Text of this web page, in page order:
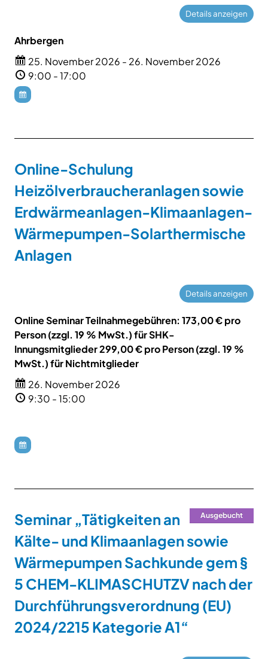
Ahrbergen
25. November 2026 - 26. November 2026
9:00 - 17:00
Online-Schulung
Heizölverbraucheranlagen sowie
Erdwärmeanlagen-Klimaanlagen-
Wärmepumpen-Solarthermische
Anlagen
Online Seminar Teilnahmegebühren: 173,00 € pro
Person (zzgl. 19 % MwSt.) für SHK-
Innungsmitglieder 299,00 € pro Person (zzgl. 19 %
MwSt.) für Nichtmitglieder
26. November 2026
9:30 - 15:00
Ausgebucht
Seminar „Tätigkeiten an
Kälte- und Klimaanlagen sowie
Wärmepumpen Sachkunde gem §
5 CHEM-KLIMASCHUTZV nach der
Durchführungsverordnung (EU)
2024/2215 Kategorie A1“